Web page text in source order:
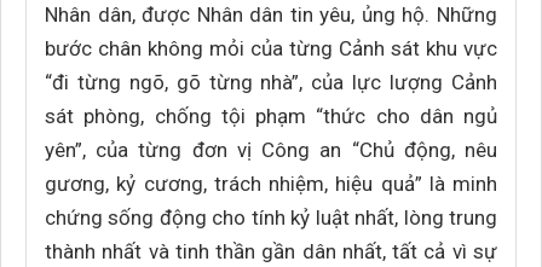
Nhân dân, được Nhân dân tin yêu, ủng hộ. Những
bước chân không mỏi của từng Cảnh sát khu vực
“đi từng ngõ, gõ từng nhà”, của lực lượng Cảnh
sát phòng, chống tội phạm “thức cho dân ngủ
yên”, của từng đơn vị Công an “Chủ động, nêu
gương, kỷ cương, trách nhiệm, hiệu quả” là minh
chứng sống động cho tính kỷ luật nhất, lòng trung
thành nhất và tinh thần gần dân nhất, tất cả vì sự